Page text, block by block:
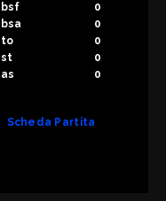
bsf
0
bsa
0
to
0
st
0
as
0
Scheda Partita